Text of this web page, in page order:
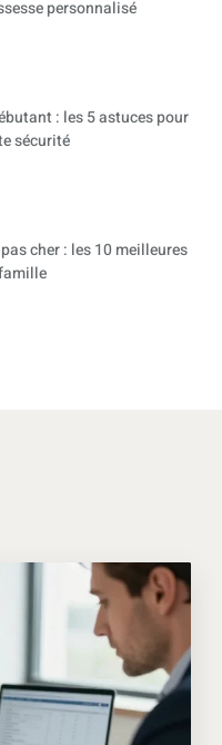
personnalisé
: les 5 astuces pour
sécurité
cher : les 10 meilleures